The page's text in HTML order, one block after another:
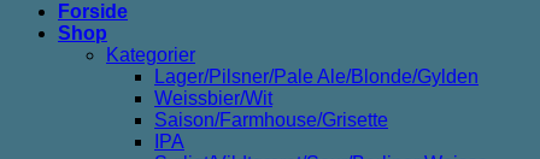
Forside
Shop
Kategorier
Lager/Pilsner/Pale Ale/Blonde/Gylden
Weissbier/Wit
Saison/Farmhouse/Grisette
IPA